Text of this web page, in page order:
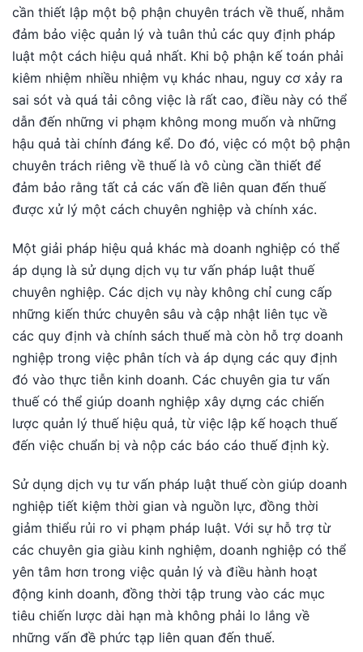
cần thiết lập một bộ phận chuyên trách về thuế, nhằm
đảm bảo việc quản lý và tuân thủ các quy định pháp
luật một cách hiệu quả nhất. Khi bộ phận kế toán phải
kiêm nhiệm nhiều nhiệm vụ khác nhau, nguy cơ xảy ra
sai sót và quá tải công việc là rất cao, điều này có thể
dẫn đến những vi phạm không mong muốn và những
hậu quả tài chính đáng kể. Do đó, việc có một bộ phận
chuyên trách riêng về thuế là vô cùng cần thiết để
đảm bảo rằng tất cả các vấn đề liên quan đến thuế
được xử lý một cách chuyên nghiệp và chính xác.
Một giải pháp hiệu quả khác mà doanh nghiệp có thể
áp dụng là sử dụng dịch vụ tư vấn pháp luật thuế
chuyên nghiệp. Các dịch vụ này không chỉ cung cấp
những kiến thức chuyên sâu và cập nhật liên tục về
các quy định và chính sách thuế mà còn hỗ trợ doanh
nghiệp trong việc phân tích và áp dụng các quy định
đó vào thực tiễn kinh doanh. Các chuyên gia tư vấn
thuế có thể giúp doanh nghiệp xây dựng các chiến
lược quản lý thuế hiệu quả, từ việc lập kế hoạch thuế
đến việc chuẩn bị và nộp các báo cáo thuế định kỳ.
Sử dụng dịch vụ tư vấn pháp luật thuế còn giúp doanh
nghiệp tiết kiệm thời gian và nguồn lực, đồng thời
giảm thiểu rủi ro vi phạm pháp luật. Với sự hỗ trợ từ
các chuyên gia giàu kinh nghiệm, doanh nghiệp có thể
yên tâm hơn trong việc quản lý và điều hành hoạt
động kinh doanh, đồng thời tập trung vào các mục
tiêu chiến lược dài hạn mà không phải lo lắng về
những vấn đề phức tạp liên quan đến thuế.